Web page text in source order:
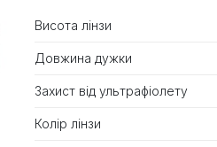
Висота лінзи
Довжина дужки
Захист від ультрафіолету
Колір лінзи